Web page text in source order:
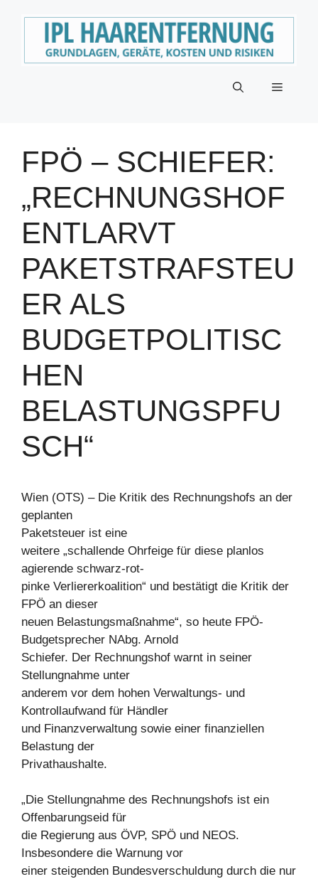
Menü
FPÖ – SCHIEFER:
„RECHNUNGSHOF
ENTLARVT
PAKETSTRAFSTEU
ER ALS
BUDGETPOLITISC
HEN
BELASTUNGSPFU
SCH“
Wien (OTS) – Die Kritik des Rechnungshofs an der
geplanten
Paketsteuer ist eine
weitere „schallende Ohrfeige für diese planlos
agierende schwarz-rot-
pinke Verliererkoalition“ und bestätigt die Kritik der
FPÖ an dieser
neuen Belastungsmaßnahme“, so heute FPÖ-
Budgetsprecher NAbg. Arnold
Schiefer. Der Rechnungshof warnt in seiner
Stellungnahme unter
anderem vor dem hohen Verwaltungs- und
Kontrollaufwand für Händler
und Finanzverwaltung sowie einer finanziellen
Belastung der
Privathaushalte.
„Die Stellungnahme des Rechnungshofs ist ein
Offenbarungseid für
die Regierung aus ÖVP, SPÖ und NEOS.
Insbesondere die Warnung vor
einer steigenden Bundesverschuldung durch die nur